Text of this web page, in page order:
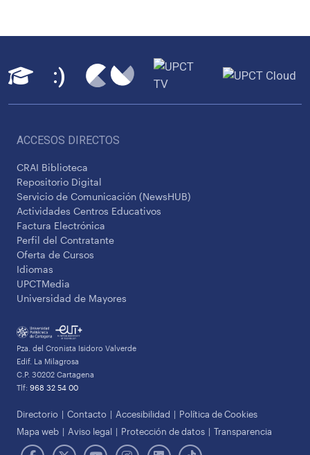
ACCESOS DIRECTOS
CRAI Biblioteca
Repositorio Digital
Servicio de Comunicación (NewsHUB)
Actividades Centros Educativos
Factura Electrónica
Perfil del Contratante
Oferta de Cursos
Idiomas
UPCTMedia
Universidad de Mayores
Pza. del Cronista Isidoro Valverde
Edif. La Milagrosa
C.P. 30202 Cartagena
Tlf: 968 32 54 00
Directorio Contacto Accesibilidad
Política de Cookies
Mapa web
Aviso legal Protección de datos Transparencia